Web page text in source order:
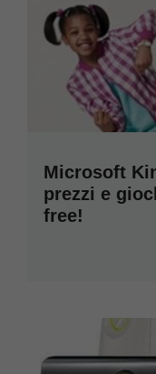
Microsoft
prezzi e
free!